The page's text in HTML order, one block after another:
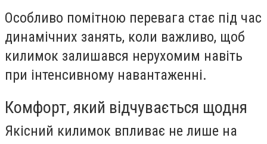
Особливо помітною перевага стає під час
динамічних занять, коли важливо, щоб
килимок залишався нерухомим навіть
при інтенсивному навантаженні.
Комфорт, який відчувається щодня
Якісний килимок впливає не лише на